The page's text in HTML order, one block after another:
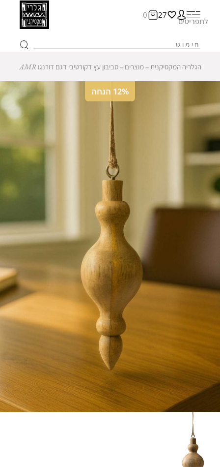
27
0
לתפריטים
הגלריה המקסיקנית ‒מוצרים ‒סביבון עץ דקורטיבי דגם דורנגו AMR
12% הנחה